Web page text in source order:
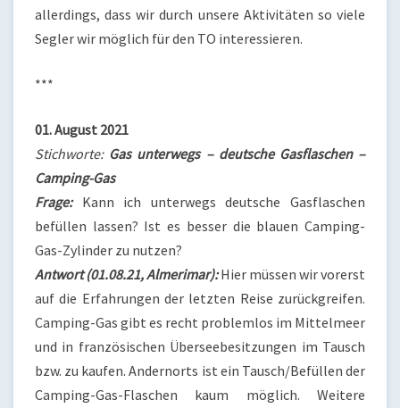
allerdings, dass wir durch unsere Aktivitäten so viele
Segler wir möglich für den TO interessieren.
***
01. August 2021
Stichworte: Gas unterwegs – deutsche Gasflaschen –
Camping-Gas
Frage: Kann ich unterwegs deutsche Gasflaschen
befüllen lassen? Ist es besser die blauen Camping-
Gas-Zylinder zu nutzen?
Antwort (01.08.21, Almerimar):Hier müssen wir vorerst
auf die Erfahrungen der letzten Reise zurückgreifen.
Camping-Gas gibt es recht problemlos im Mittelmeer
und in französischen Überseebesitzungen im Tausch
bzw. zu kaufen. Andernorts ist ein Tausch/Befüllen der
Camping-Gas-Flaschen kaum möglich. Weitere